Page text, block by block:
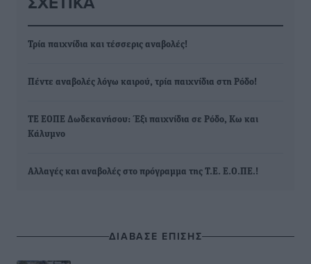
Τρία παιχνίδια και τέσσερις αναβολές!
Πέντε αναβολές λόγω καιρού, τρία παιχνίδια στη Ρόδο!
ΤΕ ΕΟΠΕ Δωδεκανήσου: Έξι παιχνίδια σε Ρόδο, Κω και
Κάλυμνο
Αλλαγές και αναβολές στο πρόγραμμα της Τ.Ε. Ε.Ο.ΠΕ.!
ΔΙΑΒΑΣΕ ΕΠΙΣΗΣ